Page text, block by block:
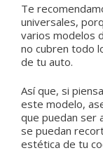
Te
universales,
varios modelos
no cubren todo
de tu auto.
Así que, si
este modelo,
que puedan ser
se puedan
estética de tu